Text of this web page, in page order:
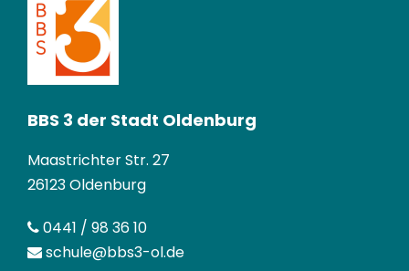
BBS 3 der Stadt Oldenburg
Maastrichter Str. 27
26123 Oldenburg
0441 / 98 36 10
schule@bbs3-ol.de